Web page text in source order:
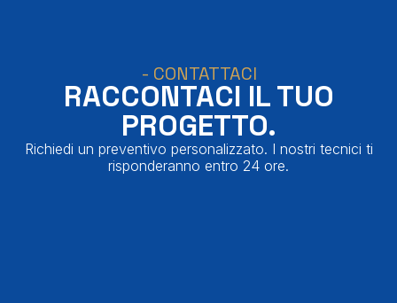
- CONTATTACI
RACCONTACI IL TUO
PROGETTO.
Richiedi un preventivo personalizzato. I nostri tecnici ti
risponderanno entro 24 ore.